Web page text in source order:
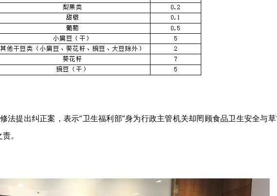
法提出纠正案，表示“卫生福利部”身为行政主管机关却罔顾食品卫生安全与
。